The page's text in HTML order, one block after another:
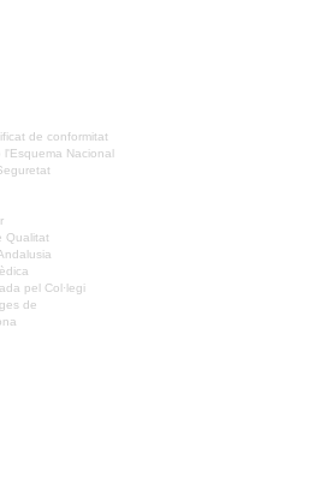
de conformitat
l'Esquema Nacional
Qualitat
pel Col·legi
de